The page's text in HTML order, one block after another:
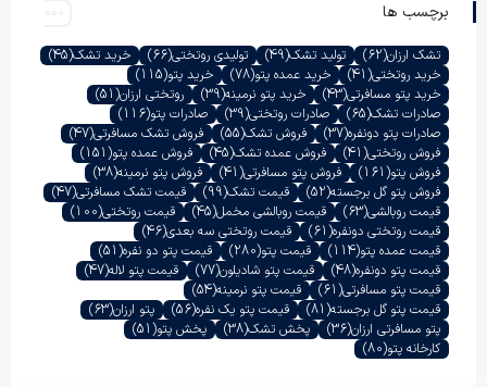
برچسب ها
تشک ارزان(62) تولید تشک(49) تولیدی روتختی(66) خرید تشک(45)
خرید روتختی(41) خرید عمده پتو(78) خرید پتو(115)
خرید پتو مسافرتی(43) خرید پتو نرمینه(39) روتختی ارزان(51)
صادرات تشک(65) صادرات روتختی(39) صادرات پتو(116)
صادرات پتو دونفره(37) فروش تشک(55) فروش تشک مسافرتی(47)
فروش روتختی(41) فروش عمده تشک(45) فروش عمده پتو(151)
فروش پتو(161) فروش پتو مسافرتی(41) فروش پتو نرمینه(38)
فروش پتو گل برجسته(52) قیمت تشک(99) قیمت تشک مسافرتی(47)
قیمت روبالشی(63) قیمت روبالشی مخمل(45) قیمت روتختی(100)
قیمت روتختی دونفره(61) قیمت روتختی سه بعدی(46)
قیمت عمده پتو(114) قیمت پتو(280) قیمت پتو دو نفره(51)
قیمت پتو دونفره(48) قیمت پتو شادیلون(77) قیمت پتو لاله(47)
قیمت پتو مسافرتی(61) قیمت پتو نرمینه(54)
قیمت پتو گل برجسته(81) قیمت پتو یک نفره(56) پتو ارزان(63)
پتو مسافرتی ارزان(36) پخش تشک(38) پخش پتو(51)
کارخانه پتو(80)